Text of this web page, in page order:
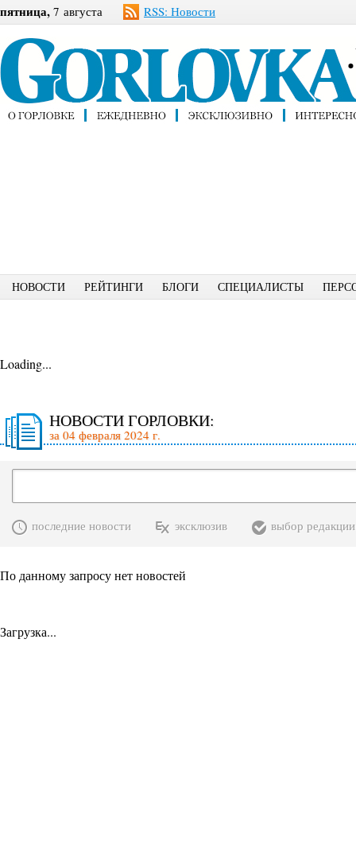
пятница, 7 августа RSS: Новости
НОВОСТИ РЕЙТИНГИ БЛОГИ СПЕЦИАЛИСТЫ
Loading...
НОВОСТИ ГОРЛОВКИ:
за 04 февраля 2024 г.
последние новости эксклюзив выбор редакции
По данному запросу нет новостей
Загрузка...